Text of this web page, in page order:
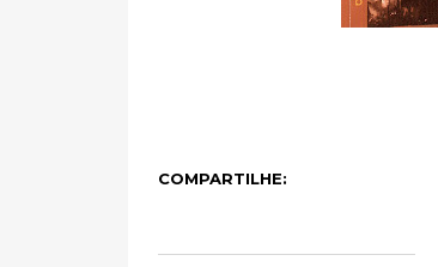
COMPARTILHE: